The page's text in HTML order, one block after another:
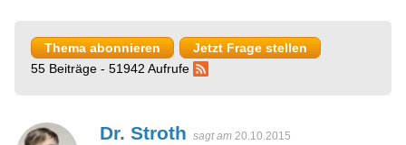
Thema abonnieren
Jetzt Frage stellen
55 Beiträge - 51942 Aufrufe
Dr. Stroth sagt am 20.10.2015